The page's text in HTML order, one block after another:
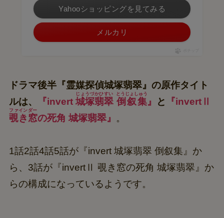
Yahooショッピングを見てみる
メルカリ
ドラマ後半『霊媒探偵城塚翡翠』の原作タイト
ルは、
『invert 城塚翡翠
じょうづかひすい
倒叙集
とうじょしゅう
』 と
『invertⅡ
覗き窓
ファインダー
の死角 城塚翡翠』 。
1話2話4話5話が『invert 城塚翡翠 倒叙集』か
ら、3話が『invertⅡ 覗き窓の死角 城塚翡翠』か
らの構成になっているようです。